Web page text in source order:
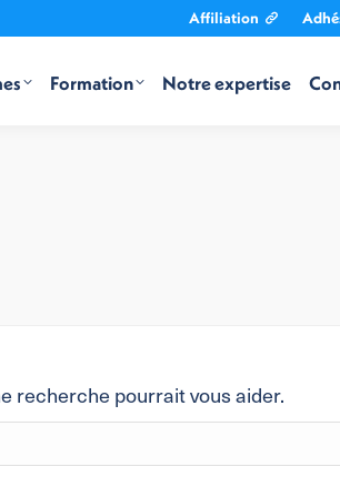
Affiliation
Formation Notre expertise
recherche pourrait vous aider.